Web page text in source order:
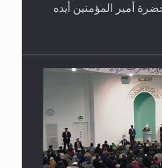
أمير المؤمنين أيده